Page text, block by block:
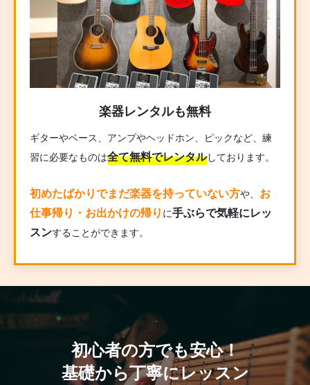
楽器レンタルも無料
ギターやベース、アンプやヘッドホン、ピックなど、練
習に必要なものは全て無料でレンタルしております。
初めたばかりでまだ楽器を持っていない方や、 お
仕事帰り・お出かけの帰り に手ぶらで気軽にレッ
スンすることができます。
初心者の方でも安心！
基礎から丁寧にレッスン